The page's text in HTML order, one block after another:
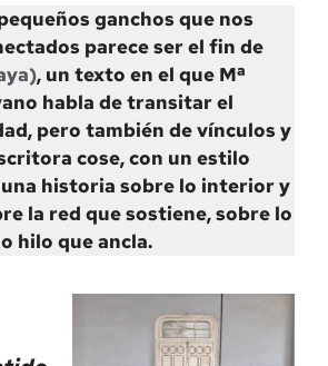
ganchos que nos
parece ser el fin de
, un texto en el que Mª
habla de transitar el
pero también de vínculos y
cose, con un estilo
historia sobre lo interior y
la red que sostiene, sobre lo
hilo que ancla.